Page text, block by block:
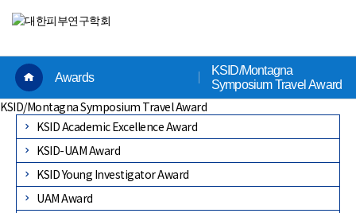
Awards
KSID/Montagna
Symposium Travel Award
KSID/Montagna Symposium Travel Award
KSID Academic Excellence Award
KSID-UAM Award
KSID Young Investigator Award
UAM Award